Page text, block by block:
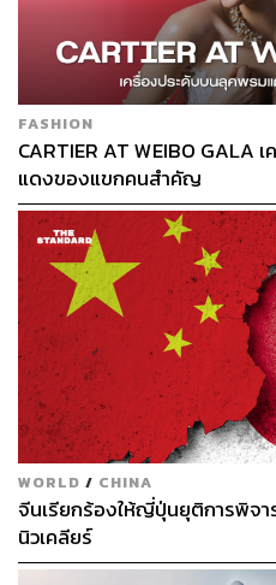
FASHION
CARTIER AT WEIBO GALA
แดงของแขกคนสำคัญ
WORLD / CHINA
จีนเรียกร้องให้ญี่ปุ่นยุติการพิจ
นิวเคลียร์